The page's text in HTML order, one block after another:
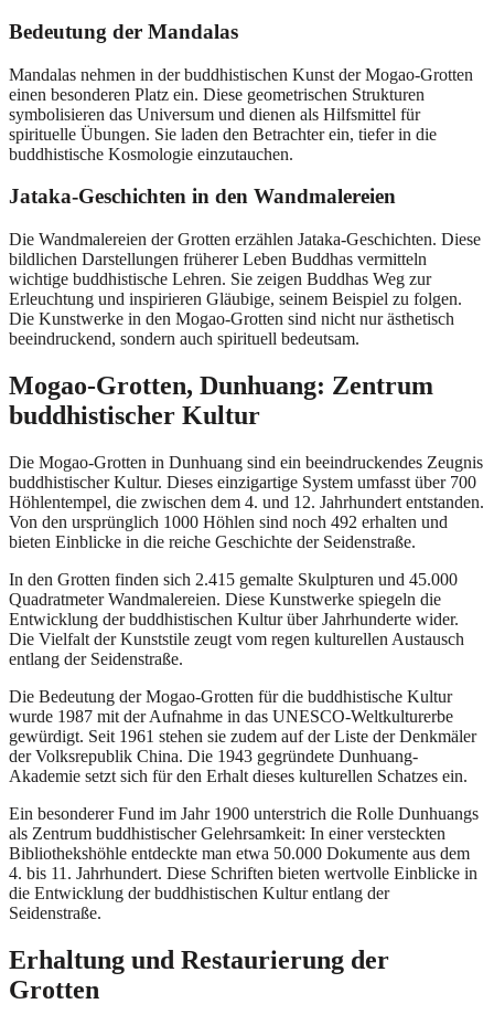
Bedeutung der Mandalas
Mandalas nehmen in der buddhistischen Kunst der Mogao-Grotten
einen besonderen Platz ein. Diese geometrischen Strukturen
symbolisieren das Universum und dienen als Hilfsmittel für
spirituelle Übungen. Sie laden den Betrachter ein, tiefer in die
buddhistische Kosmologie einzutauchen.
Jataka-Geschichten in den Wandmalereien
Die Wandmalereien der Grotten erzählen Jataka-Geschichten. Diese
bildlichen Darstellungen früherer Leben Buddhas vermitteln
wichtige buddhistische Lehren. Sie zeigen Buddhas Weg zur
Erleuchtung und inspirieren Gläubige, seinem Beispiel zu folgen.
Die Kunstwerke in den Mogao-Grotten sind nicht nur ästhetisch
beeindruckend, sondern auch spirituell bedeutsam.
Mogao-Grotten, Dunhuang: Zentrum
buddhistischer Kultur
Die Mogao-Grotten in Dunhuang sind ein beeindruckendes Zeugnis
buddhistischer Kultur. Dieses einzigartige System umfasst über 700
Höhlentempel, die zwischen dem 4. und 12. Jahrhundert entstanden.
Von den ursprünglich 1000 Höhlen sind noch 492 erhalten und
bieten Einblicke in die reiche Geschichte der Seidenstraße.
In den Grotten finden sich 2.415 gemalte Skulpturen und 45.000
Quadratmeter Wandmalereien. Diese Kunstwerke spiegeln die
Entwicklung der buddhistischen Kultur über Jahrhunderte wider.
Die Vielfalt der Kunststile zeugt vom regen kulturellen Austausch
entlang der Seidenstraße.
Die Bedeutung der Mogao-Grotten für die buddhistische Kultur
wurde 1987 mit der Aufnahme in das UNESCO-Weltkulturerbe
gewürdigt. Seit 1961 stehen sie zudem auf der Liste der Denkmäler
der Volksrepublik China. Die 1943 gegründete Dunhuang-
Akademie setzt sich für den Erhalt dieses kulturellen Schatzes ein.
Ein besonderer Fund im Jahr 1900 unterstrich die Rolle Dunhuangs
als Zentrum buddhistischer Gelehrsamkeit: In einer versteckten
Bibliothekshöhle entdeckte man etwa 50.000 Dokumente aus dem
4. bis 11. Jahrhundert. Diese Schriften bieten wertvolle Einblicke in
die Entwicklung der buddhistischen Kultur entlang der
Seidenstraße.
Erhaltung und Restaurierung der
Grotten